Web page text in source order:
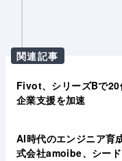
関連記事
Fivot、シリーズBで
企業支援を加速
AI時代のエンジニア育
式会社amoibe、シー